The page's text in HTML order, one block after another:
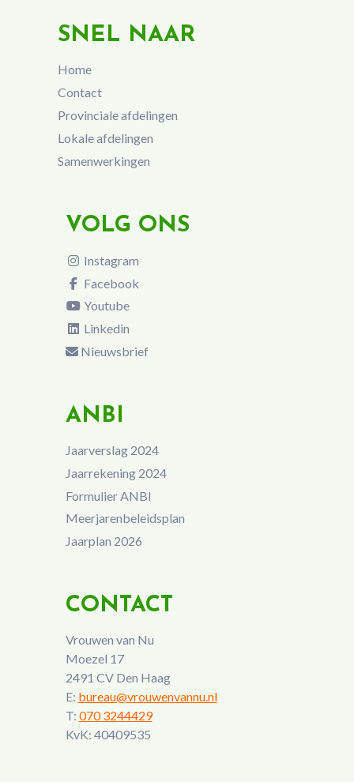
SNEL NAAR
Home
Contact
Provinciale afdelingen
Lokale afdelingen
Samenwerkingen
VOLG ONS
Instagram
Facebook
Youtube
Linkedin
Nieuwsbrief
ANBI
Jaarverslag 2024
Jaarrekening 2024
Formulier ANBI
Meerjarenbeleidsplan
Jaarplan 2026
CONTACT
Vrouwen van Nu
Moezel 17
2491 CV Den Haag
E: bureau@vrouwenvannu.nl
T: 070 3244429
KvK: 40409535